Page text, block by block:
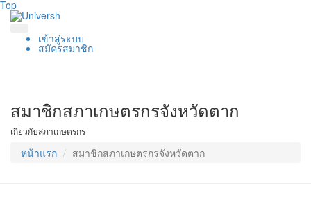
Top
เข้าสู่ระบบ
สมัครสมาชิก
สมาชิกสภาเกษตรกรจังหวัดตาก
เกี่ยวกับสภาเกษตรกร
หน้าแรก สมาชิกสภาเกษตรกรจังหวัดตาก